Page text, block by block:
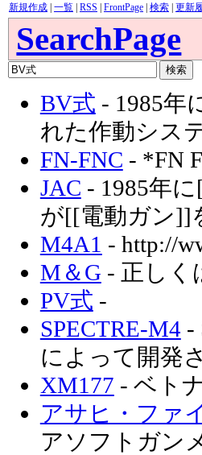
新規作成| 一覧| RSS FrontPage| 検索| 更新
SearchPage
BV式 - 1985年
れた作動シス
FN-FNC - *FN
JAC - 1985年
が[[電動ガン]]
M4A1 - http://
M＆G - 正しく
PV式 -
SPECTRE-M4 -
によって開発
XM177 - ベト
アサヒ・ファ
アソフトガン